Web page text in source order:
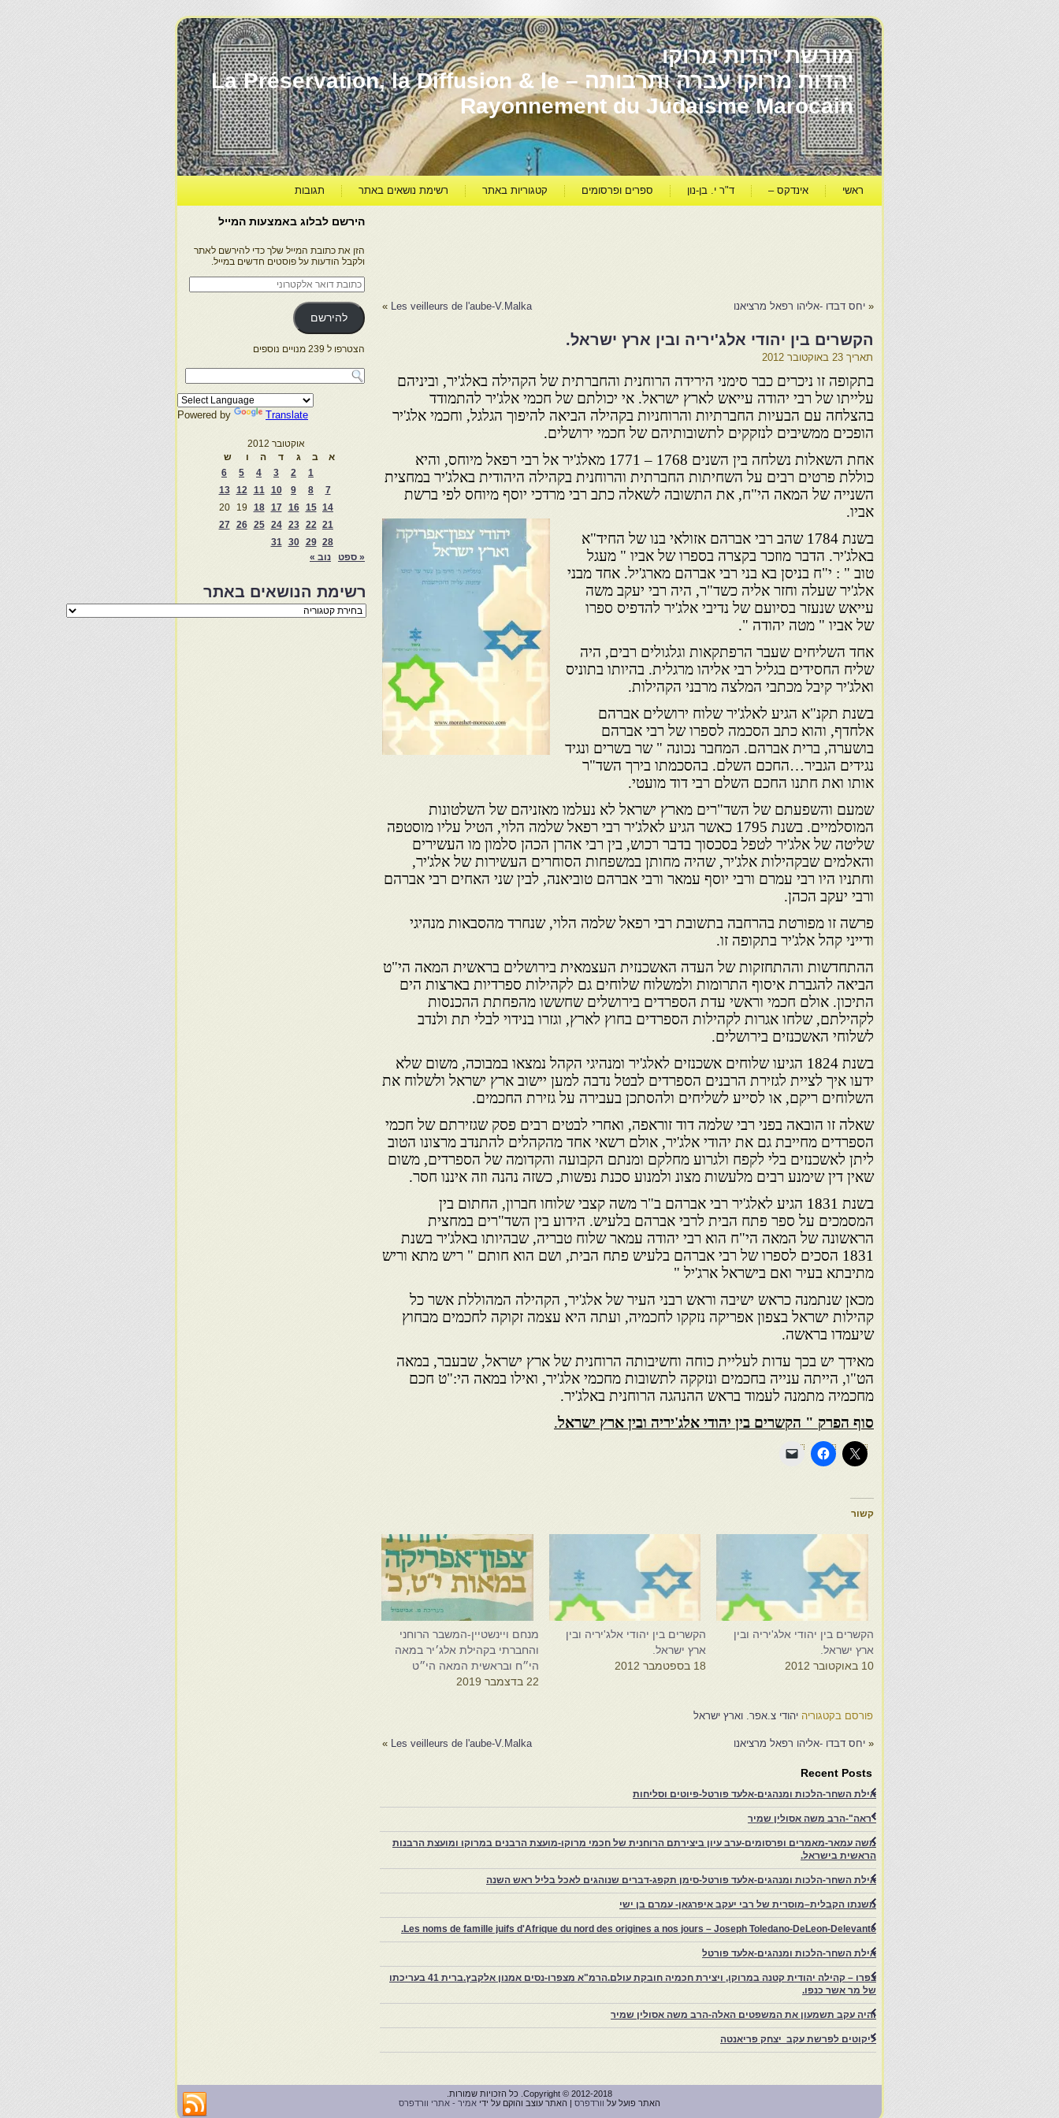
מורשת יהדות מרוקו
יהדות מרוקו עברה ותרבותה – La Préservation, la Diffusion & le
Rayonnement du Judaïsme Marocain
ראשי אינדקס – ד"ר י. בן-נון ספרים ופרסומים קטגוריות באתר רשימת נושאים באתר תגובות
« יחס דבדו -אליהו רפאל מרציאנו Les veilleurs de l'aube-V.Malka
»
הקשרים בין יהודי אלג'יריה ובין ארץ ישראל.
תאריך 23 באוקטובר 2012
בתקופה זו ניכרים כבר סימני הירידה הרוחנית והחברתית של הקהילה באלג'יר, וביניהם
עלייתו של רבי יהודה עייאש לארץ ישראל. אי יכולתם של חכמי אלג'יר להתמודד
בהצלחה עם הבעיות החברתיות והרוחניות בקהילה הביאה להיפוך הגלגל, וחכמי אלג'יר
הופכים ממשיבים לנזקקים לתשובותיהם של חכמי ירושלים.
אחת השאלות נשלחה בין השנים 1768 – 1771 מאלג'יר אל רבי רפאל מיוחס, והיא
כוללת פרטים רבים על השחיתות החברתית והרוחנית בקהילה היהודית באלג'יר במחצית
השנייה של המאה הי"ח, את התשובה לשאלה כתב רבי מרדכי יוסף מיוחס לפי ברשת
אביו.
בשנת 1784 שהב רבי אברהם אזולאי בנו של החיד"א
באלג'יר. הדבר מוזכר בקצרה בספרו של אביו " מעגל
טוב " : י"ח בניסן בא בני רבי אברהם מארג'יל. אחד מבני
אלג'יר שעלה וחזר אליה כשד"ר, היה רבי יעקב משה
עייאש שנעזר בסיועם של נדיבי אלג'יר להדפיס ספרו
של אביו " מטה יהודה ".
אחד השליחים שעבר הרפתקאות וגלגולים רבים, היה
שליח החסידים בגליל רבי אליהו מרגלית. בהיותו בתוניס
ואלג'יר קיבל מכתבי המלצה מרבני הקהילות.
בשנת תקנ"א הגיע לאלג'יר שלוח ירושלים אברהם
אלחדף, והוא כתב הסכמה לספרו של רבי אברהם
בושערה, ברית אברהם. המחבר נכונה " שר בשרים ונגיד
נגידים הגביר…החכם השלם. בהסכמתו בירך השד"ר
אותו ואת חתנו החכם השלם רבי דוד מועטי.
שמעם והשפעתם של השד"רים מארץ ישראל לא נעלמו מאזניהם של השלטונות
המוסלמיים. בשנת 1795 כאשר הגיע לאלג'יר רבי רפאל שלמה הלוי, הטיל עליו מוסטפה
שליטה של אלג'יר לטפל בסכסוך בדבר רכוש, בין רבי אהרן הכהן סלמון מו העשירים
והאלמים שבקהילות אלג'יר, שהיה מחותן במשפחות הסוחרים העשירות של אלג'יר,
וחתניו היו רבי עמרם ורבי יוסף עמאר ורבי אברהם טוביאנה, לבין שני האחים רבי אברהם
ורבי יעקב הכהן.
פרשה זו מפורטת בהרחבה בתשובת רבי רפאל שלמה הלוי, שנחרד מהסבאות מנהיגי
ודייני קהל אלג'יר בתקופה זו.
ההתחדשות וההתחזקות של העדה האשכנזית העצמאית בירושלים בראשית המאה הי"ט
הביאה להגברת איסוף התרומות ולמשלוח שלוחים גם לקהילות ספרדיות בארצות הים
התיכון. אולם חכמי וראשי עדת הספרדים בירושלים שחששו מהפחתת ההכנסות
לקהילתם, שלחו אגרות לקהילות הספרדים בחוץ לארץ, וגזרו בנידוי לבלי תת ולנדב
לשלוחי האשכנזים בירושלים.
בשנת 1824 הגיעו שלוחים אשכנזים לאלג'יר ומנהיגי הקהל נמצאו במבוכה, משום שלא
ידעו איך לציית לגזירת הרבנים הספרדים לבטל נדבה למען יישוב ארץ ישראל ולשלוח את
השלוחים ריקם, או לסייע לשליחים ולהסתכן בעבירה על גזירת החכמים.
שאלה זו הובאה בפני רבי שלמה דוד זוראפה, ואחרי לבטים רבים פסק שגזירתם של חכמי
הספרדים מחייבת גם את יהודי אלג'יר, אולם רשאי אחד מהקהלים להתנדב מרצונו הטוב
ליתן לאשכנזים בלי לקפח ולגרוע מחלקם ומנתם הקבועה והקדומה של הספרדים, משום
שאין דין שימנע רבים מלעשות מצונ ולמנוע סכנת נפשות, כשזה נהנה וזה איננו חסר.
בשנת 1831 הגיע לאלג'יר רבי אברהם ב"ר משה קצבי שלוחו חברון, החתום בין
המסמכים על ספר פתח הבית לרבי אברהם בלעיש. הידוע בין השד"רים במחצית
הראשונה של המאה הי"ח הוא רבי יהודה עמאר שלוח טבריה, שבהיותו באלג'יר בשנת
1831 הסכים לספרו של רבי אברהם בלעיש פתח הבית, ושם הוא חותם " ריש מתא וריש
מתיבתא בעיר ואם בישראל ארג'יל "
מכאן שנתמנה כראש ישיבה וראש רבני העיר של אלג'יר, הקהילה המהוללת אשר כל
קהילות ישראל בצפון אפריקה נזקקו לחכמיה, ועתה היא עצמה זקוקה לחכמים מבחוץ
שיעמדו בראשה.
מאידך יש בכך עדות לעליית כוחה וחשיבותה הרוחנית של ארץ ישראל, שבעבר, במאה
הט"ו, הייתה ענייה בחכמים ונזקקה לתשובות מחכמי אלג'יר, ואילו במאה הי:"ט חכם
מחכמיה מתמנה לעמוד בראש ההנהגה הרוחנית באלג'יר.
סוף הפרק " הקשרים בין יהודי אלג'יריה ובין ארץ ישראל.
קשור
הקשרים בין יהודי אלג'יריה ובין
ארץ ישראל.
10 באוקטובר 2012
הקשרים בין יהודי אלג'יריה ובין
ארץ ישראל.
18 בספטמבר 2012
מנחם ויינשטיין-המשבר הרוחני
והחברתי בקהילת אלג׳יר במאה
הי״ח ובראשית המאה הי״ט
22 בדצמבר 2019
פורסם בקטגוריה יהודי צ.אפר. וארץ ישראל
« יחס דבדו -אליהו רפאל מרציאנו Les veilleurs de l'aube-V.Malka
»
Recent Posts
אילת השחר-הלכות ומנהגים-אלעד פורטל-פיוטים וסליחות
"ראה"-הרב משה אסולין שמיר
משה עמאר-מאמרים ופרסומים-ערב עיון ביצירתם הרוחנית של חכמי מרוקו-מועצת הרבנים במרוקו ומועצת הרבנות
הראשית בישראל.
אילת השחר-הלכות ומנהגים-אלעד פורטל-סימן תקפג-דברים שנוהגים לאכל בליל ראש השנה
משנתו הקבלית–מוסרית של רבי יעקב איפרגאן- עמרם בן ישי
Les noms de famille juifs d'Afrique du nord des origines a nos jours – Joseph Toledano-DeLeon-Delevante.
אילת השחר-הלכות ומנהגים-אלעד פורטל
צפרו – קהילה יהודית קטנה במרוקו, ויצירת חכמיה חובקת עולם.הרמ"א מצפרו-נסים אמנון אלקבץ.ברית 41 בעריכתו
של מר אשר כנפו.
והיה עקב תשמעון את המשפטים האלה-הרב משה אסולין שמיר
ליקוטים לפרשת עקב יצחק פריאנטה
הירשם לבלוג באמצעות המייל
הזן את כתובת המייל שלך כדי להירשם לאתר
ולקבל הודעות על פוסטים חדשים במייל.
כתובת
דואר
אלקטרוני
להירשם
הצטרפו ל 239 מנויים נוספים
Powered by Translate
אוקטובר 2012
א
ב ג ד ה ו
ש
1
2
3
4
5
6
7
8
9
10
11
12
13
14
15
16
17
18
19
20
21
22
23
24
25
26
27
28
29
30
31
« ספט
נוב »
רשימת הנושאים באתר
רשימת
הנושאים
Copyright © 2012-2018. כל הזכויות שמורות.
האתר פועל על וורדפרס | האתר עוצב והוקם על ידי אמיר - אתרי וורדפרס